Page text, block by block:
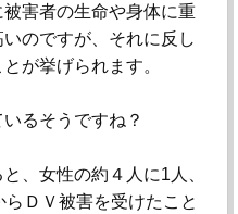
害者の生命や身体に重
のですが、それに反し
が挙げられます。
るそうですね？
、女性の約４人に1 人、
らＤＶ被害を受けたこと